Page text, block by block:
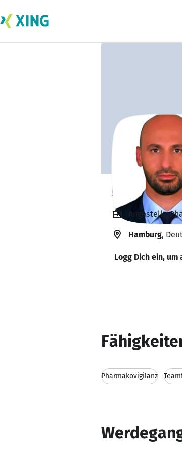
Medhat
Angestellt,
Hamburg,
Logg Dich ein,
Pharmakovigilanz